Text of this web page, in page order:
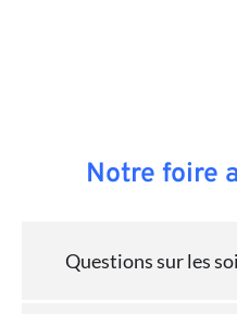
Notre foire
Questions sur les